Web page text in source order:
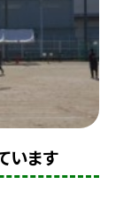
います